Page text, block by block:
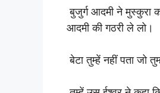
बुजुर्ग आदमी ने मुस्कुरा
आदमी की गठरी ले लो।
बेटा तुम्हें नहीं पता जो